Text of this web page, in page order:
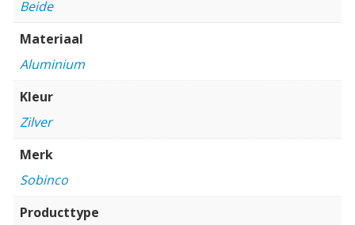
Beide
Materiaal
Aluminium
Kleur
Zilver
Merk
Sobinco
Producttype